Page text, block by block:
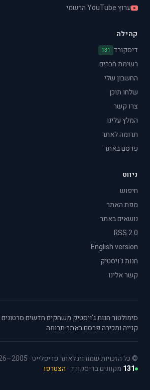
ערוץ YouTube הרשמי
קהילה
דיסקורד
131
רשימת חברים
החשבון שלי
שלחו תוכן
צרו קשר
המלץ עלינו
תרומה לאתר
פרסם באתר
ניווט
חיפוש
מפת האתר
נושאים באתר
RSS 2.0
English version
חנות ג'ויסטיק
קשר אלינו
סימולטור·חנות ג'ויסטיק·משחקים חדשים·סרטונים·
קנייה ומכירה·פרסם באתר·תרומה
© כל הזכויות שמורות לאתר פריפלייט · 2005–2026
131 מקוונים בדיסקורד · הצטרפו